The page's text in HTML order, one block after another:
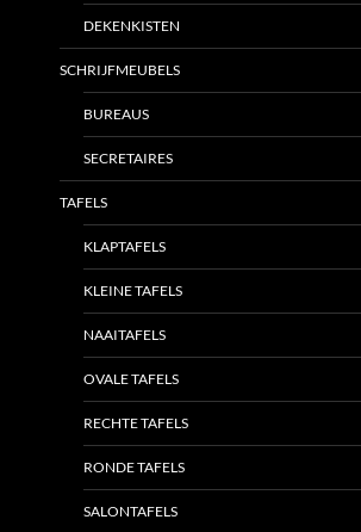
DEKENKISTEN
SCHRIJFMEUBELS
BUREAUS
SECRETAIRES
TAFELS
KLAPTAFELS
KLEINE TAFELS
NAAITAFELS
OVALE TAFELS
RECHTE TAFELS
RONDE TAFELS
SALONTAFELS